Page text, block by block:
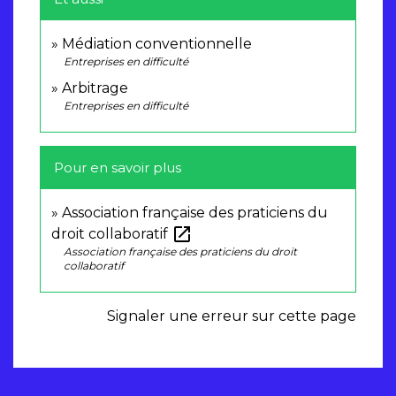
Médiation conventionnelle
Entreprises en difficulté
Arbitrage
Entreprises en difficulté
Pour en savoir plus
Association française des praticiens du
droit collaboratif open_in_new
Association française des praticiens du droit
collaboratif
Signaler une erreur sur cette page